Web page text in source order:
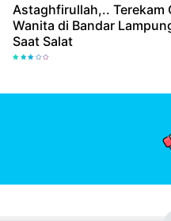
Astaghfirullah,.. Terekam
Wanita di Bandar
Saat Salat